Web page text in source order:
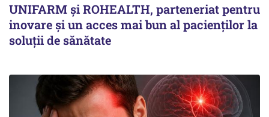
UNIFARM și ROHEALTH, parteneriat pentru
inovare și un acces mai bun al pacienților la
soluții de sănătate